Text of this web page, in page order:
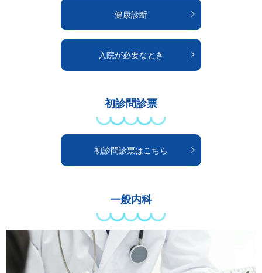
健康診断
入院が必要なとき
初診問診票
初診問診票はこちら
一般内科